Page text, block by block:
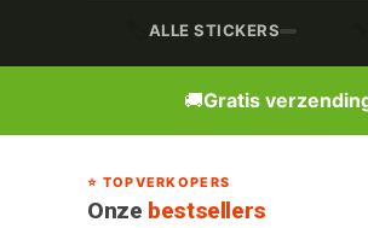
ALLE STICKERS
🚚Gratis
⭐ TOPVERKOPERS
Onze bestsellers